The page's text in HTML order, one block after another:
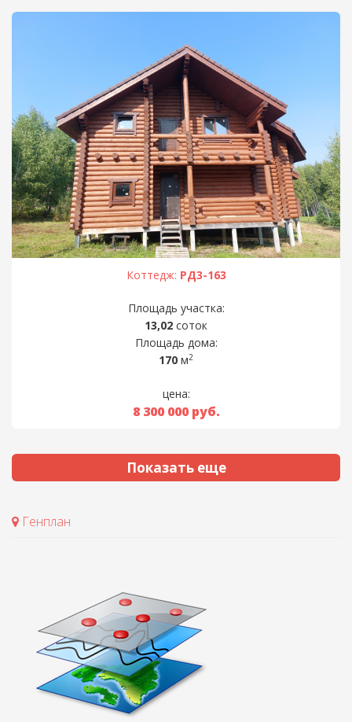
Коттедж: РД3-163
Площадь участка:
13,02 соток
Площадь дома:
170 м2
цена:
8 300 000руб.
Показать еще
Генплан